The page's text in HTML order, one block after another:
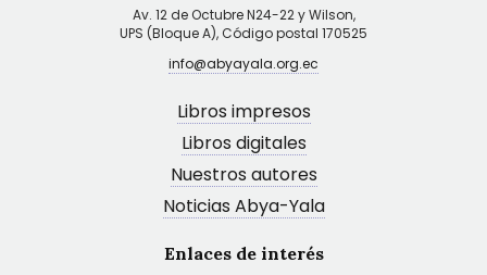
Av. 12 de Octubre N24-22 y Wilson,
UPS (Bloque A), Código postal 170525
info@abyayala.org.ec
Libros impresos
Libros digitales
Nuestros autores
Noticias Abya-Yala
Enlaces de interés